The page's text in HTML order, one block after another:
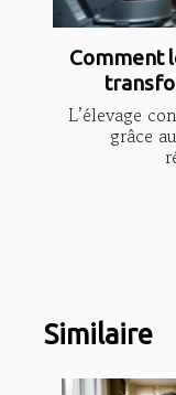
Comment
L’élevage
grâce
Similaire